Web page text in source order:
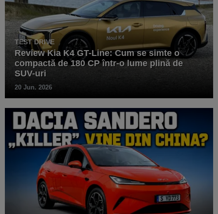
TEST DRIVE
Review Kia K4 GT-Line: Cum se simte o
compactă de 180 CP într-o lume plină de
SUV-uri
20 Jun. 2026